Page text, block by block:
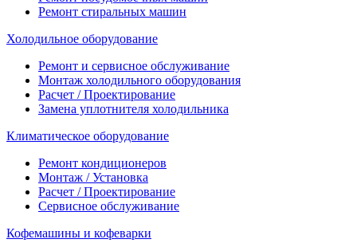
Ремонт стиральных машин
Холодильное оборудование
Ремонт и сервисное обслуживание
Монтаж холодильного оборудования
Расчет / Проектирование
Замена уплотнителя холодильника
Климатическое оборудование
Ремонт кондиционеров
Монтаж / Установка
Расчет / Проектирование
Сервисное обслуживание
Кофемашины и кофеварки